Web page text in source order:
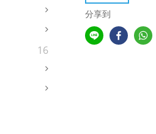
16
分享到